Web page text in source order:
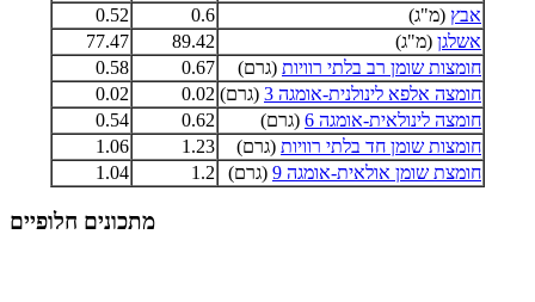
אבץ (מ"ג) 0.6
0.52
אשלגן (מ"ג) 89.42
77.47
חומצות שומן רב בלתי רוויות (גרם) 0.67
0.58
חומצה אלפא לינולנית-אומגה 3
(גרם) 0.02
0.02
חומצה לינולאית-אומגה 6
(גרם) 0.62
0.54
חומצות שומן חד בלתי רוויות (גרם) 1.23
1.06
חומצת שומן אולאית-אומגה 9
(גרם) 1.2
1.04
מתכונים חלופיים